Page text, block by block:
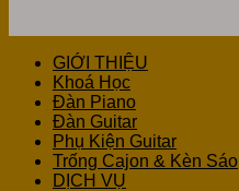
GIỚI THIỆU
Khoá Học
Đàn Piano
Đàn Guitar
Phụ Kiện Guitar
Trống Cajon & Kèn Sáo
DỊCH VỤ